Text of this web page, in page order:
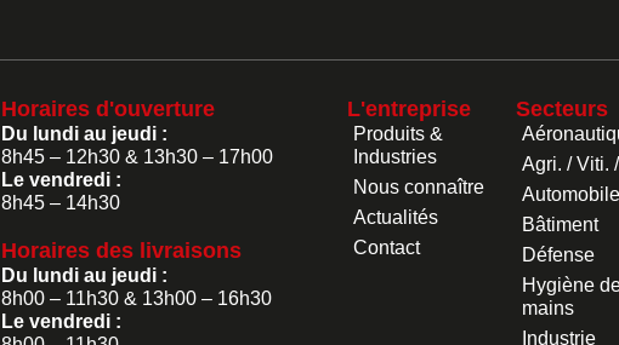
Horaires d'ouverture
Du lundi au jeudi :
8h45 – 12h30 & 13h30 – 17h00
Le vendredi :
8h45 – 14h30
Horaires des livraisons
Du lundi au jeudi :
8h00 – 11h30 & 13h00 – 16h30
Le vendredi :
L'entreprise
Produits &
Industries
Nous connaître
Actualités
Contact
Secteurs
Agri. / Viti.
Automobile
Bâtiment
Défense
Hygiène
mains
Industrie